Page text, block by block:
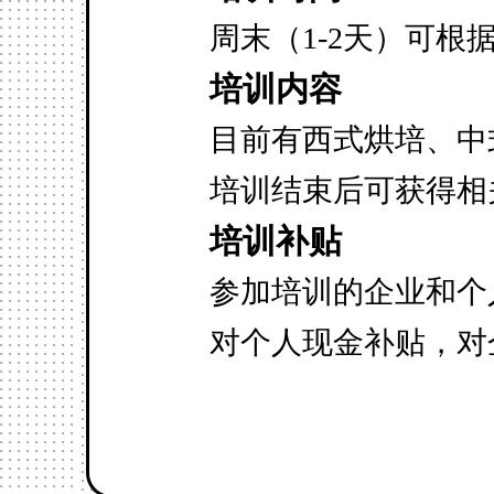
周末（1-2天）可根
培训内容
目前有西式烘培、
培训结束后可获得
培训补贴
参加培训的企业和
对个人现金补贴，